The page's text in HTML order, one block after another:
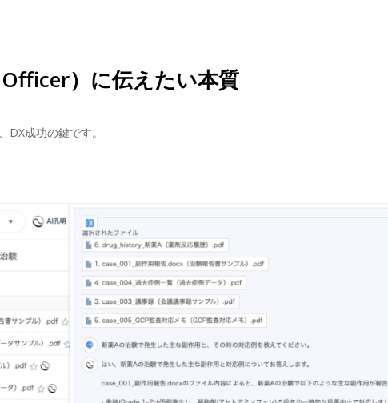
）に伝えたい本質
DX成功の鍵です。